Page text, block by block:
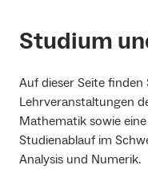
Studium
Auf dieser Seite finden
Lehrveranstaltungen
Mathematik sowie
Studienablauf im
Analysis und Numerik.